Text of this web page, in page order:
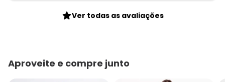
Ver todas as avaliações
Aproveite e compre junto